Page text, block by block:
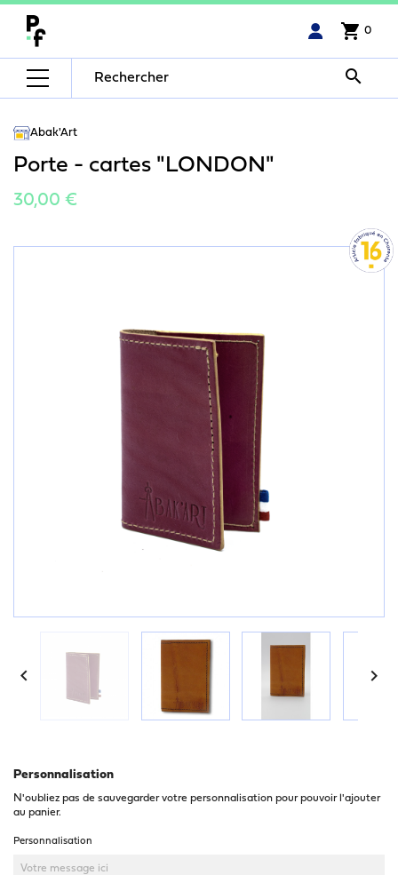
shopping_cart 0

Abak'Art
Porte - cartes "LONDON"
30,00 €
 
Personnalisation
N'oubliez pas de sauvegarder votre personnalisation pour pouvoir l'ajouter
au panier.
Personnalisation